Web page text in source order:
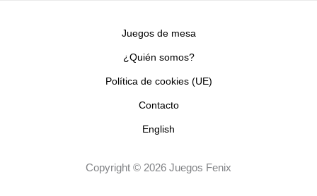
Juegos de mesa
¿Quién somos?
Política de cookies (UE)
Contacto
English
Copyright © 2026 Juegos Fenix